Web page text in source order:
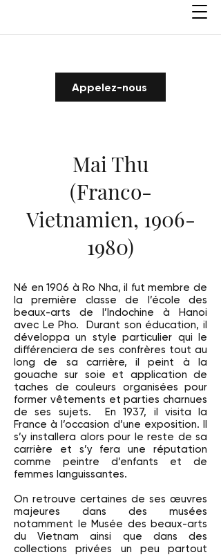
Appelez-nous
Mai Thu
(Franco-
Vietnamien, 1906-
1980)
Né en 1906 à Ro Nha, il fut membre de
la première classe de l’école des
beaux-arts de l’Indochine à Hanoi
avec Le Pho. Durant son éducation, il
développa un style particulier qui le
différenciera de ses confrères tout au
long de sa carrière, il peint à la
gouache sur soie et application de
taches de couleurs organisées pour
former vêtements et parties charnues
de ses sujets. En 1937, il visita la
France à l’occasion d’une exposition. Il
s’y installera alors pour le reste de sa
carrière et s’y fera une réputation
comme peintre d’enfants et de
femmes languissantes.
On retrouve certaines de ses œuvres
majeures dans des musées
notamment le Musée des beaux-arts
du Vietnam ainsi que dans des
collections privées un peu partout